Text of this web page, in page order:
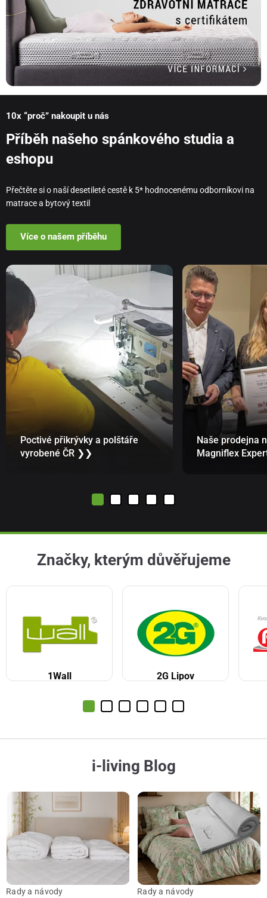
10x “proč” nakoupit u nás
Příběh našeho spánkového studia a
eshopu
Přečtěte si o naší desetileté cestě k 5* hodnocenému odborníkovi na
matrace a bytový textil
Více o našem příběhu
Poctivé přikrývky a polštáře
vyrobené ČR ❯❯
Naše prodejna
Magniflex
Značky, kterým důvěřujeme
1Wall 2G Lipov
i-living Blog
Rady a návody Rady a návody